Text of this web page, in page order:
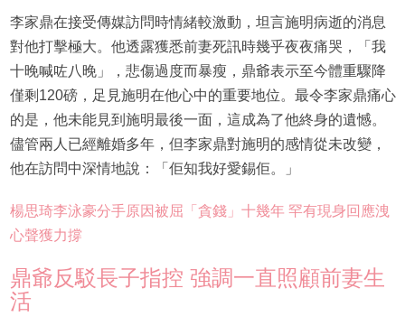
李家鼎在接受傳媒訪問時情緒較激動，坦言施明病逝的消息
對他打擊極大。他透露獲悉前妻死訊時幾乎夜夜痛哭，「我
十晚喊咗八晚」，悲傷過度而暴瘦，鼎爺表示至今體重驟降
僅剩120磅，足見施明在他心中的重要地位。最令李家鼎痛心
的是，他未能見到施明最後一面，這成為了他終身的遺憾。
儘管兩人已經離婚多年，但李家鼎對施明的感情從未改變，
他在訪問中深情地說：「佢知我好愛錫佢。」
楊思琦李泳豪分手原因被屈「貪錢」十幾年 罕有現身回應洩
心聲獲力撐
鼎爺反駁長子指控 強調一直照顧前妻生
活